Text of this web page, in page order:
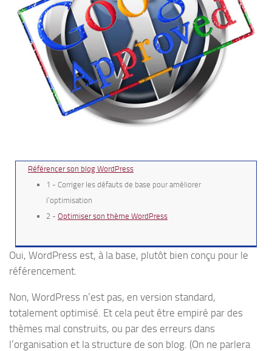
Référencer son blog WordPress
1 - Corriger les défauts de base pour améliorer
l’optimisation
2 - Optimiser son thème WordPress
Oui, WordPress est, à la base, plutôt bien conçu pour le
référencement.
Non, WordPress n’est pas, en version standard,
totalement optimisé. Et cela peut être empiré par des
thèmes mal construits, ou par des erreurs dans
l’organisation et la structure de son blog. (On ne parlera